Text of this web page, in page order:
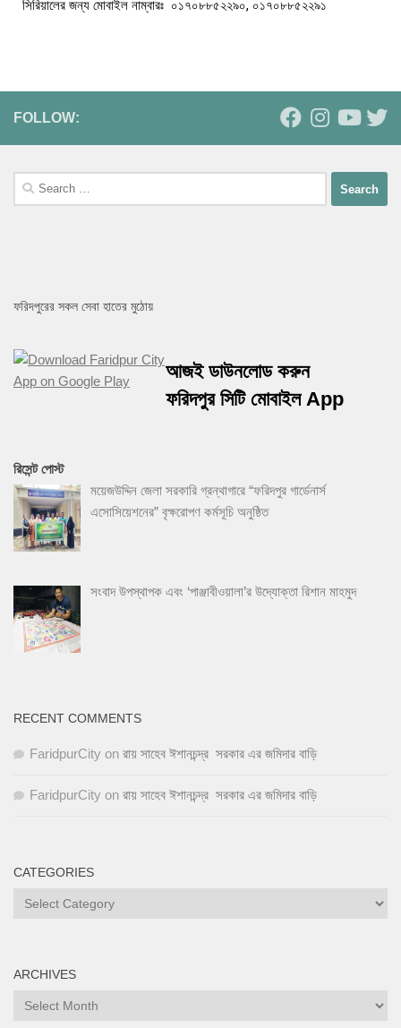
সিরিয়ালের জন্য মোবাইল নাম্বারঃ ০১৭০৮৮৫২২৯০, ০১৭০৮৮৫২২৯১
FOLLOW:
ফরিদপুরের সকল সেবা হাতের মুঠোয়
আজই ডাউনলোড করুন
ফরিদপুর সিটি মোবাইল App
রিসেন্ট পোস্ট
ময়েজউদ্দিন জেলা সরকারি গ্রন্থাগারে “ফরিদপুর গার্ডেনার্স
এসোসিয়েশনের” বৃক্ষরোপণ কর্মসূচি অনুষ্ঠিত
সংবাদ উপস্থাপক এবং ‘পাঞ্জাবীওয়ালা’র উদ্যোক্তা রিশান মাহমুদ
RECENT COMMENTS
FaridpurCity on রায় সাহেব ঈশানচন্দ্র সরকার এর জমিদার বাড়ি
FaridpurCity on রায় সাহেব ঈশানচন্দ্র সরকার এর জমিদার বাড়ি
CATEGORIES
ARCHIVES